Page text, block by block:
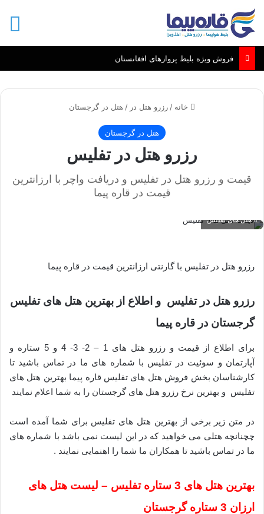
بلیطط تهران - کابل مزارشریف قندهار
خانه / رزرو هتل در / هتل در گرجستان
هتل در گرجستان
رزرو هتل در تفلیس
قیمت و رزرو هتل در تفلیس و دریافت واچر با ارزانترین
قیمت در قاره پیما
هتل های تفلیس
رزرو هتل در تفلیس با گارنتی ارزانترین قیمت در قاره پیما
رزرو هتل در تفلیس و اطلاع از بهترین هتل های تفلیس
گرجستان در قاره پیما
برای اطلاع از قیمت و رزرو هتل های 1 – 2- 3- 4 و 5 ستاره و
آپارتمان و سوئیت در تفلیس با شماره های ما در تماس باشید تا
کارشناسان بخش فروش هتل های تفلیس قاره پیما بهترین هتل های
تفلیس و بهترین نرخ رزرو هتل های گرجستان را به شما اعلام نمایند
در متن زیر برخی از بهترین هتل های تفلیس برای شما آمده است
چچنانچه هتلی می خواهید که در این لیست نمی باشد با شماره های
ما در تماس باشید تا همکاران ما شما را اهنمایی نمایند .
بهترین هتل های 3 ستاره تفلیس – لیست هتل های
ارزان 3 ستاره گرجستان